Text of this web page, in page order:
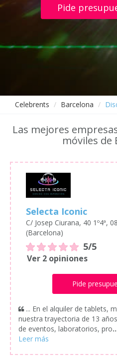
Pide
Celebrents Barcelona
Las mejores
móviles de
Selecta Iconic
C/ Josep Ciurana, 40 1º4ª,
(Barcelona)
5/5
Ver 2 opiniones
Pide
... En el alquiler de tablets,
nuestra trayectoria de 13
de eventos, laboratorios, pro